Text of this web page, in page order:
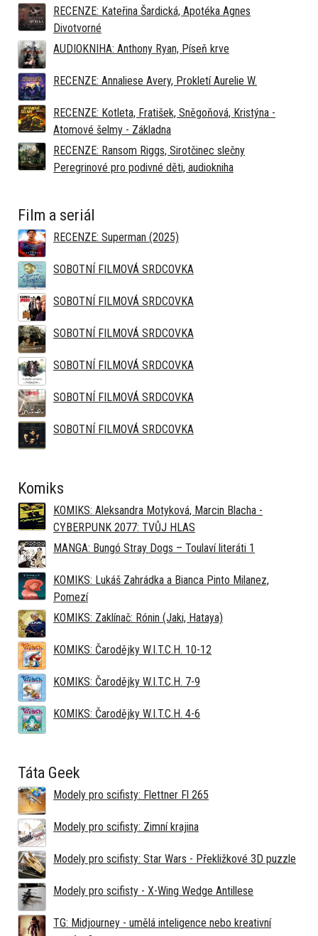
RECENZE: Kateřina Šardická, Apotéka Agnes
Divotvorné
AUDIOKNIHA: Anthony Ryan, Píseň krve
RECENZE: Annaliese Avery, Prokletí Aurelie W.
RECENZE: Kotleta, Fratišek, Sněgoňová, Kristýna -
Atomové šelmy - Základna
RECENZE: Ransom Riggs, Sirotčinec slečny
Peregrinové pro podivné děti, audiokniha
Film a seriál
RECENZE: Superman (2025)
SOBOTNÍ FILMOVÁ SRDCOVKA
SOBOTNÍ FILMOVÁ SRDCOVKA
SOBOTNÍ FILMOVÁ SRDCOVKA
SOBOTNÍ FILMOVÁ SRDCOVKA
SOBOTNÍ FILMOVÁ SRDCOVKA
SOBOTNÍ FILMOVÁ SRDCOVKA
Komiks
KOMIKS: Aleksandra Motyková, Marcin Blacha -
CYBERPUNK 2077: TVŮJ HLAS
MANGA: Bungó Stray Dogs – Toulaví literáti 1
KOMIKS: Lukáš Zahrádka a Bianca Pinto Milanez,
Pomezí
KOMIKS: Zaklínač: Rónin (Jaki, Hataya)
KOMIKS: Čarodějky W.I.T.C.H. 10-12
KOMIKS: Čarodějky W.I.T.C.H. 7-9
KOMIKS: Čarodějky W.I.T.C.H. 4-6
Táta Geek
Modely pro scifisty: Flettner Fl 265
Modely pro scifisty: Zimní krajina
Modely pro scifisty: Star Wars - Překližkové 3D puzzle
Modely pro scifisty - X-Wing Wedge Antillese
TG: Midjourney - umělá inteligence nebo kreativní